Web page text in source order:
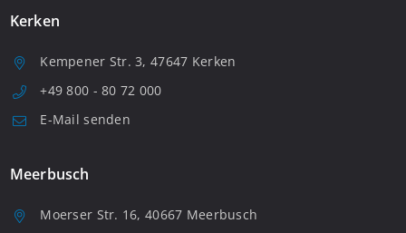
Kerken
Kempener Str. 3, 47647 Kerken
+49 800 - 80 72 000
E-Mail senden
Meerbusch
Moerser Str. 16, 40667 Meerbusch